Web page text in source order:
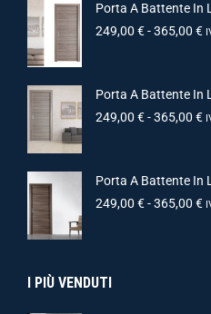
Porta A Battente In
249,00 €-365,00 €
Porta A Battente In
249,00 €-365,00 €
Porta A Battente In
249,00 €-365,00 €
I PIÙ VENDUTI